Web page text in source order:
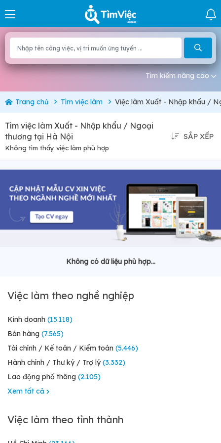
Tìm kiếm nâng cao
Trang chủ Tìm việc làm Việc làm Xuất - Nhập khẩu /
Tìm việc làm Xuất - Nhập khẩu / Ngoại
thương tại Hà Nội
Không tìm thấy việc làm phù hợp
SẮP XẾP
Không có dữ liệu phù hợp...
Việc làm theo nghề nghiệp
Kinh doanh (15.118)
Bán hàng (7.565)
Tài chính / Kế toán / Kiểm toán (5.446)
Hành chính / Thư ký / Trợ lý (3.332)
Lao động phổ thông (2.105)
Xem tất cả
Việc làm theo tỉnh thành